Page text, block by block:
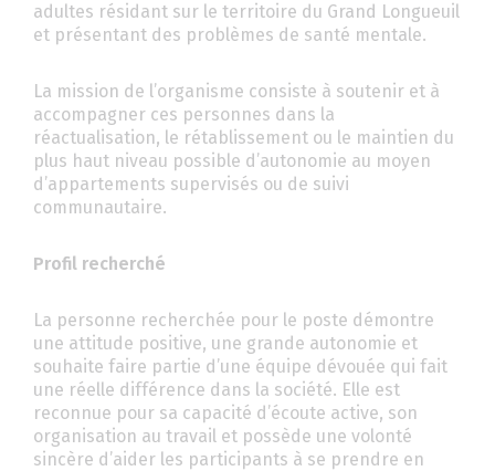
adultes résidant sur le territoire du Grand Longueuil
et présentant des problèmes de santé mentale.
La mission de l’organisme consiste à soutenir et à
accompagner ces personnes dans la
réactualisation, le rétablissement ou le maintien du
plus haut niveau possible d’autonomie au moyen
d’appartements supervisés ou de suivi
communautaire.
Profil recherché
La personne recherchée pour le poste démontre
une attitude positive, une grande autonomie et
souhaite faire partie d’une équipe dévouée qui fait
une réelle différence dans la société. Elle est
reconnue pour sa capacité d’écoute active, son
organisation au travail et possède une volonté
sincère d’aider les participants à se prendre en